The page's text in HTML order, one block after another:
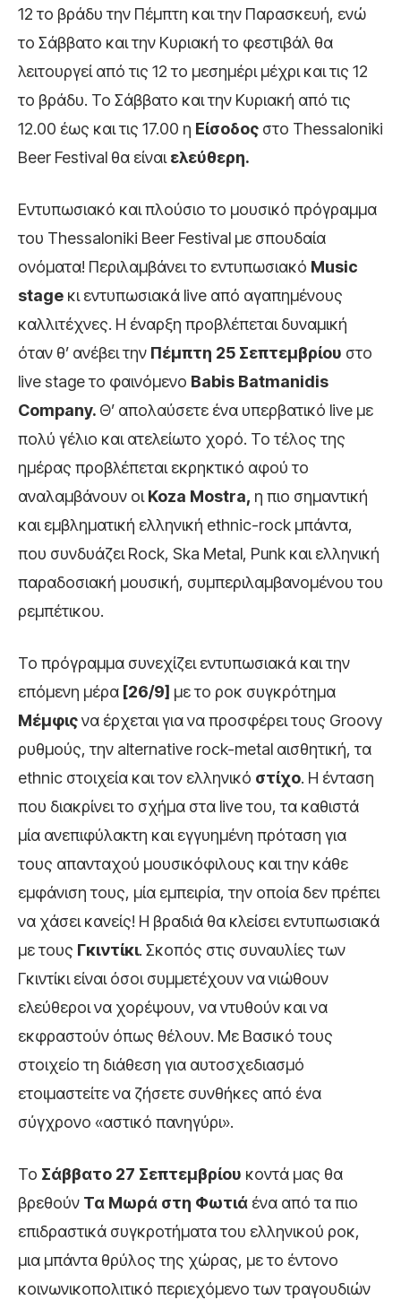
12 το βράδυ την Πέμπτη και την Παρασκευή, ενώ
το Σάββατο και την Κυριακή το φεστιβάλ θα
λειτουργεί από τις 12 το μεσημέρι μέχρι και τις 12
το βράδυ. Το Σάββατο και την Κυριακή από τις
12.00 έως και τις 17.00 η Είσοδος στο Thessaloniki
Beer Festival θα είναιελεύθερη.
Εντυπωσιακό και πλούσιο το μουσικό πρόγραμμα
του Thessaloniki Beer Festival με σπουδαία
ονόματα! Περιλαμβάνει το εντυπωσιακό Music
stage κι εντυπωσιακά live από αγαπημένους
καλλιτέχνες. Η έναρξη προβλέπεται δυναμική
όταν θ’ ανέβει την Πέμπτη 25 Σεπτεμβρίου στο
live stage το φαινόμενο Babis Batmanidis
Company. Θ’ απολαύσετε ένα υπερβατικό live με
πολύ γέλιο και ατελείωτο χορό. Το τέλος της
ημέρας προβλέπεται εκρηκτικό αφού το
αναλαμβάνουν οιKoza Mostra, η πιο σημαντική
και εμβληματική ελληνική ethnic-rock μπάντα,
που συνδυάζει Rock, Ska Metal, Punk και ελληνική
παραδοσιακή μουσική, συμπεριλαμβανομένου του
ρεμπέτικου.
Το πρόγραμμα συνεχίζει εντυπωσιακά και την
επόμενη μέρα [26/9] με το ροκ συγκρότημα
Μέμφιςνα έρχεται για να προσφέρει τους Groovy
ρυθμούς, την alternative rock-metal αισθητική, τα
ethnic στοιχεία και τον ελληνικό στίχο. Η ένταση
που διακρίνει το σχήμα στα live του, τα καθιστά
μία ανεπιφύλακτη και εγγυημένη πρόταση για
τους απανταχού μουσικόφιλους και την κάθε
εμφάνιση τους, μία εμπειρία, την οποία δεν πρέπει
να χάσει κανείς! Η βραδιά θα κλείσει εντυπωσιακά
με τους Γκιντίκι. Σκοπός στις συναυλίες των
Γκιντίκι είναι όσοι συμμετέχουν να νιώθουν
ελεύθεροι να χορέψουν, να ντυθούν και να
εκφραστούν όπως θέλουν. Με Βασικό τους
στοιχείο τη διάθεση για αυτοσχεδιασμό
ετοιμαστείτε να ζήσετε συνθήκες από ένα
σύγχρονο «αστικό πανηγύρι».
Το Σάββατο 27 Σεπτεμβρίου κοντά μας θα
βρεθούν Τα Μωρά στη Φωτιά ένα από τα πιο
επιδραστικά συγκροτήματα του ελληνικού ροκ,
μια μπάντα θρύλος της χώρας, με το έντονο
κοινωνικοπολιτικό περιεχόμενο των τραγουδιών